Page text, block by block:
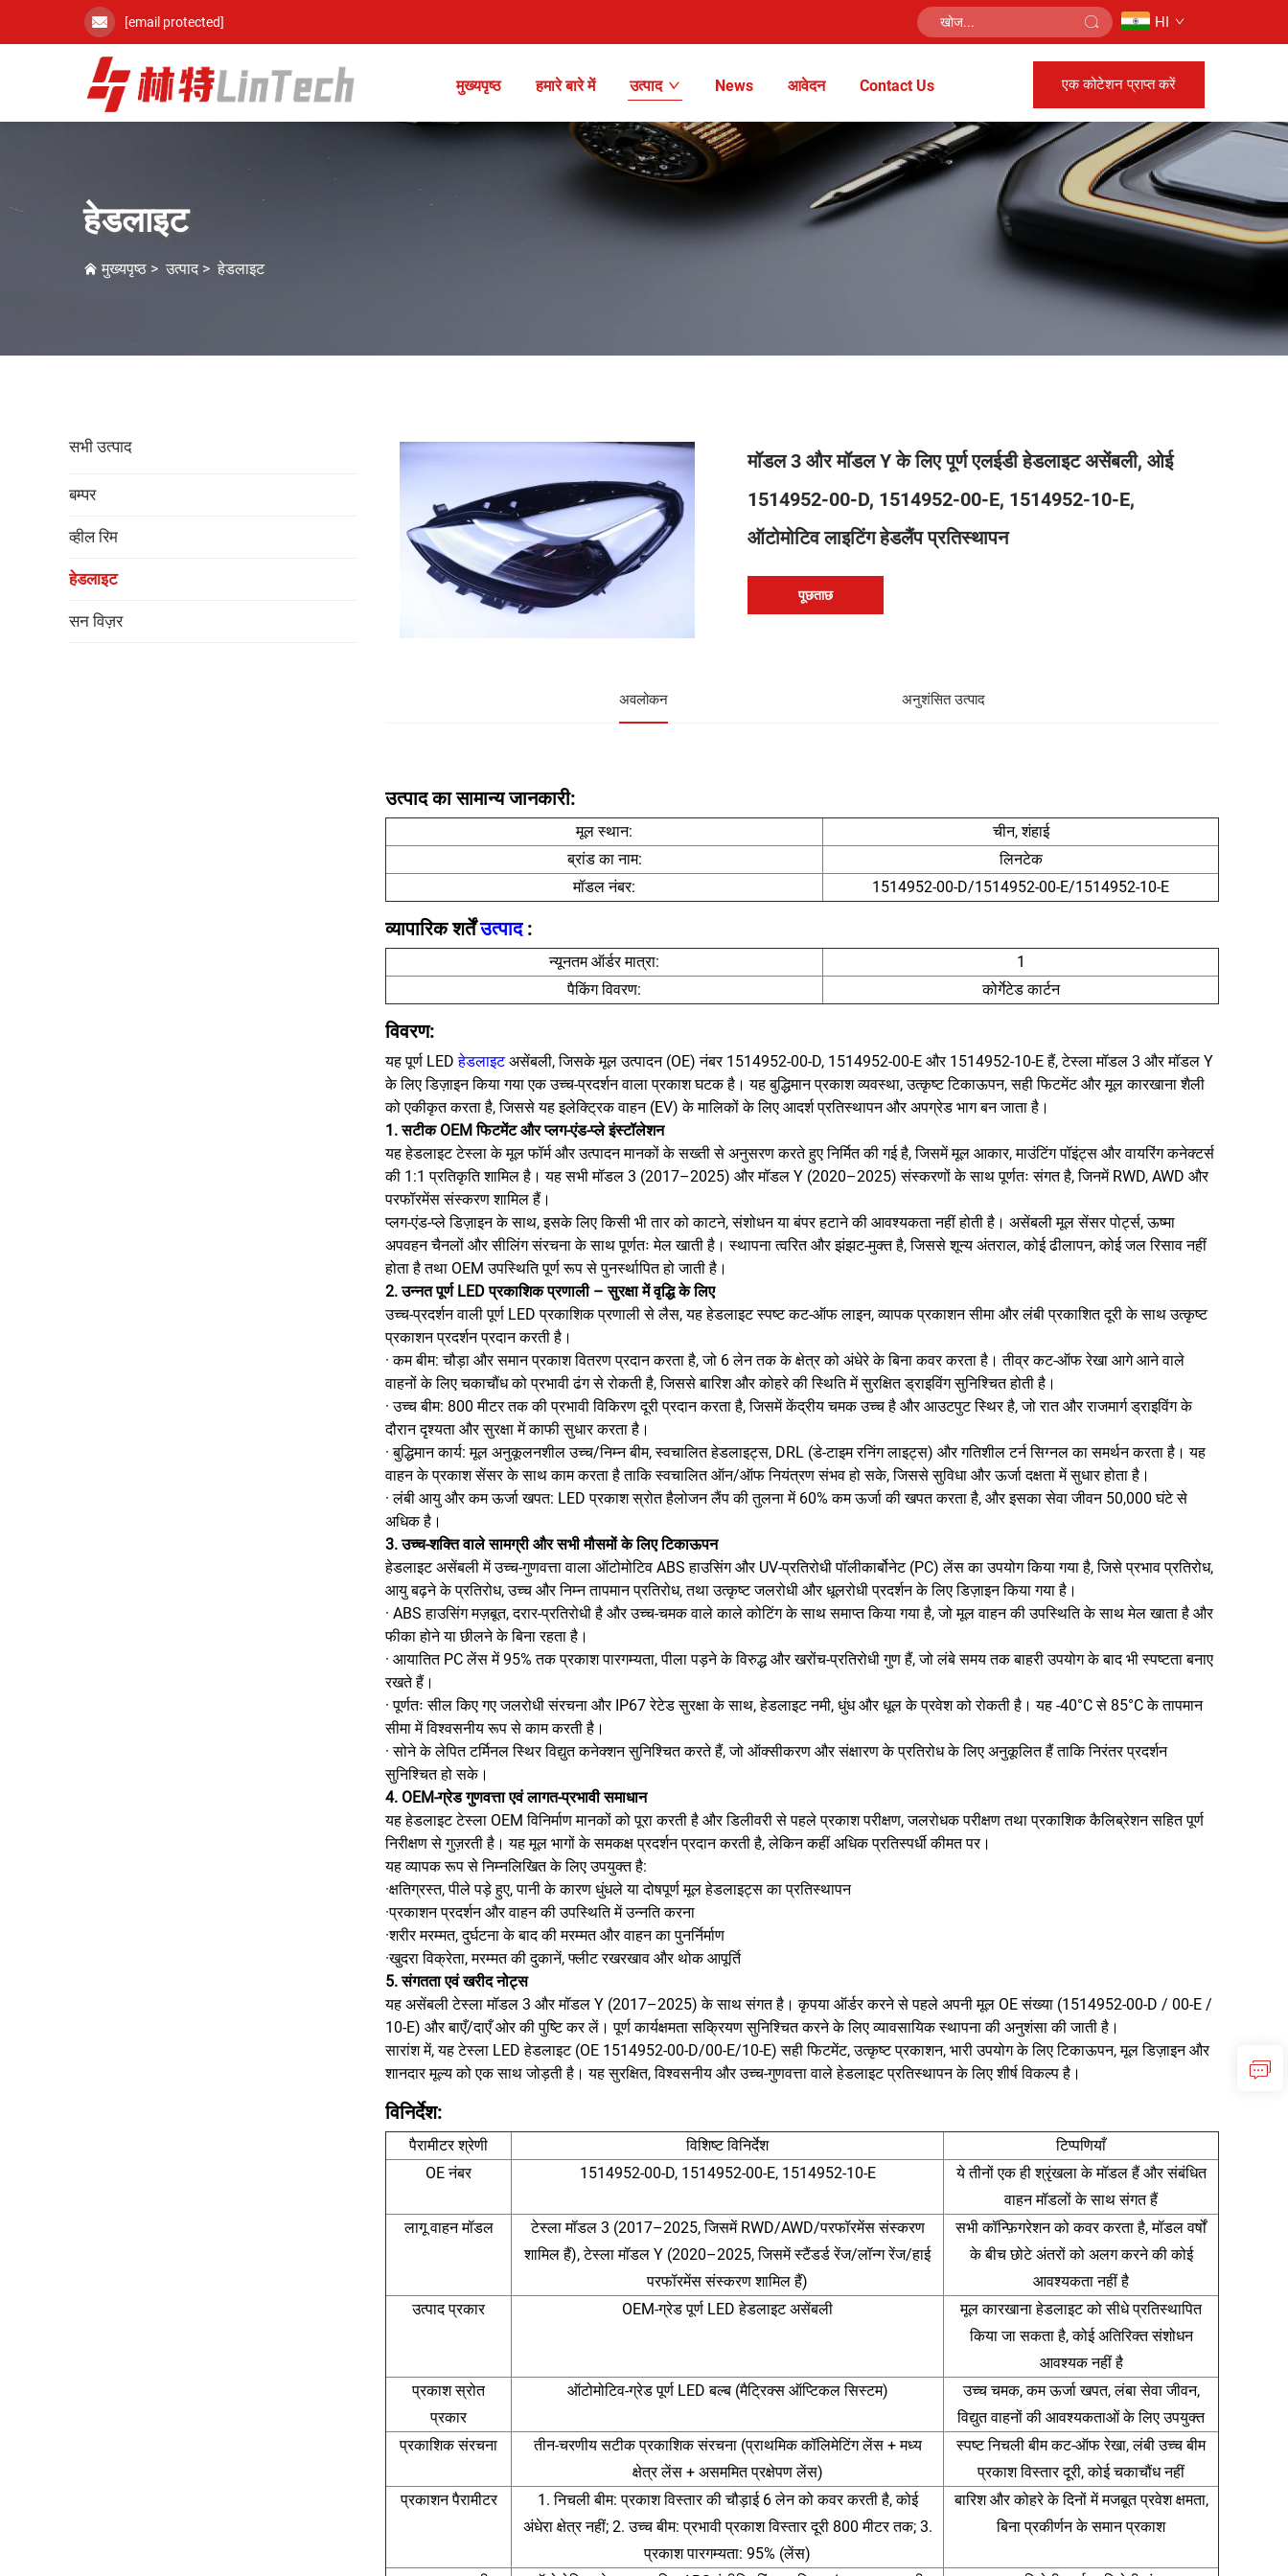
[email protected] HI
मुख्यपृष्ठ हमारे बारे में उत्पाद News आवेदन Contact Us एक कोटेशन प्राप्त करें
हेडलाइट
मुख्यपृष्ठ > उत्पाद > हेडलाइट
सभी उत्पाद
बम्पर
व्हील रिम
हेडलाइट
सन विज़र
मॉडल 3 और मॉडल Y के लिए पूर्ण एलईडी हेडलाइट असेंबली, ओई
1514952-00-D, 1514952-00-E, 1514952-10-E,
ऑटोमोटिव लाइटिंग हेडलैंप प्रतिस्थापन
पूछताछ
अवलोकन अनुशंसित उत्पाद
उत्पाद का सामान्य जानकारी:
मूल स्थान:
चीन, शंहाई
ब्रांड का नाम:
लिनटेक
मॉडल नंबर:
1514952-00-D/1514952-00-E/1514952-10-E
व्यापारिक शर्तेंउत्पाद :
न्यूनतम ऑर्डर मात्रा:
1
पैकिंग विवरण:
कोर्गेटेड कार्टन
विवरण:
यह पूर्ण LEDहेडलाइटअसेंबली, जिसके मूल उत्पादन (OE) नंबर 1514952-00-D, 1514952-00-E और 1514952-10-E हैं, टेस्ला मॉडल 3 और मॉडल Y
के लिए डिज़ाइन किया गया एक उच्च-प्रदर्शन वाला प्रकाश घटक है। यह बुद्धिमान प्रकाश व्यवस्था, उत्कृष्ट टिकाऊपन, सही फिटमेंट और मूल कारखाना शैली
को एकीकृत करता है, जिससे यह इलेक्ट्रिक वाहन (EV) के मालिकों के लिए आदर्श प्रतिस्थापन और अपग्रेड भाग बन जाता है।
1. सटीक OEM फिटमेंट और प्लग-एंड-प्ले इंस्टॉलेशन
यह हेडलाइट टेस्ला के मूल फॉर्म और उत्पादन मानकों के सख्ती से अनुसरण करते हुए निर्मित की गई है, जिसमें मूल आकार, माउंटिंग पॉइंट्स और वायरिंग कनेक्टर्स
की 1:1 प्रतिकृति शामिल है। यह सभी मॉडल 3 (2017–2025) और मॉडल Y (2020–2025) संस्करणों के साथ पूर्णतः संगत है, जिनमें RWD, AWD और
परफॉरमेंस संस्करण शामिल हैं।
प्लग-एंड-प्ले डिज़ाइन के साथ, इसके लिए किसी भी तार को काटने, संशोधन या बंपर हटाने की आवश्यकता नहीं होती है। असेंबली मूल सेंसर पोर्ट्स, ऊष्मा
अपवहन चैनलों और सीलिंग संरचना के साथ पूर्णतः मेल खाती है। स्थापना त्वरित और झंझट-मुक्त है, जिससे शून्य अंतराल, कोई ढीलापन, कोई जल रिसाव नहीं
होता है तथा OEM उपस्थिति पूर्ण रूप से पुनर्स्थापित हो जाती है।
2. उन्नत पूर्ण LED प्रकाशिक प्रणाली – सुरक्षा में वृद्धि के लिए
उच्च-प्रदर्शन वाली पूर्ण LED प्रकाशिक प्रणाली से लैस, यह हेडलाइट स्पष्ट कट-ऑफ लाइन, व्यापक प्रकाशन सीमा और लंबी प्रकाशित दूरी के साथ उत्कृष्ट
प्रकाशन प्रदर्शन प्रदान करती है।
· कम बीम: चौड़ा और समान प्रकाश वितरण प्रदान करता है, जो 6 लेन तक के क्षेत्र को अंधेरे के बिना कवर करता है। तीव्र कट-ऑफ रेखा आगे आने वाले
वाहनों के लिए चकाचौंध को प्रभावी ढंग से रोकती है, जिससे बारिश और कोहरे की स्थिति में सुरक्षित ड्राइविंग सुनिश्चित होती है।
· उच्च बीम: 800 मीटर तक की प्रभावी विकिरण दूरी प्रदान करता है, जिसमें केंद्रीय चमक उच्च है और आउटपुट स्थिर है, जो रात और राजमार्ग ड्राइविंग के
दौरान दृश्यता और सुरक्षा में काफी सुधार करता है।
· बुद्धिमान कार्य: मूल अनुकूलनशील उच्च/निम्न बीम, स्वचालित हेडलाइट्स, DRL (डे-टाइम रनिंग लाइट्स) और गतिशील टर्न सिग्नल का समर्थन करता है। यह
वाहन के प्रकाश सेंसर के साथ काम करता है ताकि स्वचालित ऑन/ऑफ नियंत्रण संभव हो सके, जिससे सुविधा और ऊर्जा दक्षता में सुधार होता है।
· लंबी आयु और कम ऊर्जा खपत: LED प्रकाश स्रोत हैलोजन लैंप की तुलना में 60% कम ऊर्जा की खपत करता है, और इसका सेवा जीवन 50,000 घंटे से
अधिक है।
3. उच्च-शक्ति वाले सामग्री और सभी मौसमों के लिए टिकाऊपन
हेडलाइट असेंबली में उच्च-गुणवत्ता वाला ऑटोमोटिव ABS हाउसिंग और UV-प्रतिरोधी पॉलीकार्बोनेट (PC) लेंस का उपयोग किया गया है, जिसे प्रभाव प्रतिरोध,
आयु बढ़ने के प्रतिरोध, उच्च और निम्न तापमान प्रतिरोध, तथा उत्कृष्ट जलरोधी और धूलरोधी प्रदर्शन के लिए डिज़ाइन किया गया है।
· ABS हाउसिंग मज़बूत, दरार-प्रतिरोधी है और उच्च-चमक वाले काले कोटिंग के साथ समाप्त किया गया है, जो मूल वाहन की उपस्थिति के साथ मेल खाता है और
फीका होने या छीलने के बिना रहता है।
· आयातित PC लेंस में 95% तक प्रकाश पारगम्यता, पीला पड़ने के विरुद्ध और खरोंच-प्रतिरोधी गुण हैं, जो लंबे समय तक बाहरी उपयोग के बाद भी स्पष्टता बनाए
रखते हैं।
· पूर्णतः सील किए गए जलरोधी संरचना और IP67 रेटेड सुरक्षा के साथ, हेडलाइट नमी, धुंध और धूल के प्रवेश को रोकती है। यह -40°C से 85°C के तापमान
सीमा में विश्वसनीय रूप से काम करती है।
· सोने के लेपित टर्मिनल स्थिर विद्युत कनेक्शन सुनिश्चित करते हैं, जो ऑक्सीकरण और संक्षारण के प्रतिरोध के लिए अनुकूलित हैं ताकि निरंतर प्रदर्शन
सुनिश्चित हो सके।
4. OEM-ग्रेड गुणवत्ता एवं लागत-प्रभावी समाधान
यह हेडलाइट टेस्ला OEM विनिर्माण मानकों को पूरा करती है और डिलीवरी से पहले प्रकाश परीक्षण, जलरोधक परीक्षण तथा प्रकाशिक कैलिब्रेशन सहित पूर्ण
निरीक्षण से गुज़रती है। यह मूल भागों के समकक्ष प्रदर्शन प्रदान करती है, लेकिन कहीं अधिक प्रतिस्पर्धी कीमत पर।
यह व्यापक रूप से निम्नलिखित के लिए उपयुक्त है:
·क्षतिग्रस्त, पीले पड़े हुए, पानी के कारण धुंधले या दोषपूर्ण मूल हेडलाइट्स का प्रतिस्थापन
·प्रकाशन प्रदर्शन और वाहन की उपस्थिति में उन्नति करना
·शरीर मरम्मत, दुर्घटना के बाद की मरम्मत और वाहन का पुनर्निर्माण
·खुदरा विक्रेता, मरम्मत की दुकानें, फ्लीट रखरखाव और थोक आपूर्ति
5. संगतता एवं खरीद नोट्स
यह असेंबली टेस्ला मॉडल 3 और मॉडल Y (2017–2025) के साथ संगत है। कृपया ऑर्डर करने से पहले अपनी मूल OE संख्या (1514952-00-D / 00-E /
10-E) और बाएँ/दाएँ ओर की पुष्टि कर लें। पूर्ण कार्यक्षमता सक्रियण सुनिश्चित करने के लिए व्यावसायिक स्थापना की अनुशंसा की जाती है।
सारांश में, यह टेस्ला LED हेडलाइट (OE 1514952-00-D/00-E/10-E) सही फिटमेंट, उत्कृष्ट प्रकाशन, भारी उपयोग के लिए टिकाऊपन, मूल डिज़ाइन और
शानदार मूल्य को एक साथ जोड़ती है। यह सुरक्षित, विश्वसनीय और उच्च-गुणवत्ता वाले हेडलाइट प्रतिस्थापन के लिए शीर्ष विकल्प है।
विनिर्देश:
पैरामीटर श्रेणी विशिष्ट विनिर्देश
टिप्पणियाँ
OE नंबर
1514952-00-D, 1514952-00-E, 1514952-10-E
ये तीनों एक ही श्रृंखला के मॉडल हैं और संबंधित
वाहन मॉडलों के साथ संगत हैं
लागू वाहन मॉडल
टेस्ला मॉडल 3 (2017–2025, जिसमें RWD/AWD/परफॉरमेंस संस्करण
शामिल हैं), टेस्ला मॉडल Y (2020–2025, जिसमें स्टैंडर्ड रेंज/लॉन्ग रेंज/हाई
परफॉरमेंस संस्करण शामिल हैं)
सभी कॉन्फ़िगरेशन को कवर करता है, मॉडल वर्षों
के बीच छोटे अंतरों को अलग करने की कोई
आवश्यकता नहीं है
उत्पाद प्रकार
OEM-ग्रेड पूर्ण LED हेडलाइट असेंबली
मूल कारखाना हेडलाइट को सीधे प्रतिस्थापित
किया जा सकता है, कोई अतिरिक्त संशोधन
आवश्यक नहीं है
प्रकाश स्रोत
प्रकार
ऑटोमोटिव-ग्रेड पूर्ण LED बल्ब (मैट्रिक्स ऑप्टिकल सिस्टम)
उच्च चमक, कम ऊर्जा खपत, लंबा सेवा जीवन,
विद्युत वाहनों की आवश्यकताओं के लिए उपयुक्त
प्रकाशिक संरचना
तीन-चरणीय सटीक प्रकाशिक संरचना (प्राथमिक कॉलिमेटिंग लेंस + मध्य
क्षेत्र लेंस + असममित प्रक्षेपण लेंस)
स्पष्ट निचली बीम कट-ऑफ रेखा, लंबी उच्च बीम
प्रकाश विस्तार दूरी, कोई चकाचौंध नहीं
प्रकाशन पैरामीटर
1. निचली बीम: प्रकाश विस्तार की चौड़ाई 6 लेन को कवर करती है, कोई
अंधेरा क्षेत्र नहीं; 2. उच्च बीम: प्रभावी प्रकाश विस्तार दूरी 800 मीटर तक; 3.
प्रकाश पारगम्यता: 95% (लेंस)
बारिश और कोहरे के दिनों में मजबूत प्रवेश क्षमता,
बिना प्रकीर्णन के समान प्रकाश